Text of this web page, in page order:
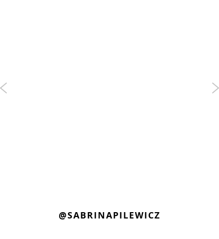
@SABRINAPILEWICZ